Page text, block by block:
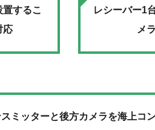
するこ
応
レシーバー1
メ
スミッターと後方カメラを海上コ